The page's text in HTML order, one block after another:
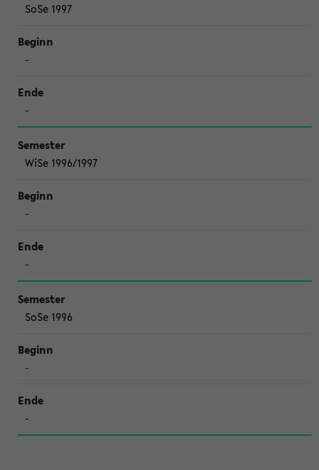
SoSe 1997
-
-
WiSe 1996/1997
-
-
SoSe 1996
-
-